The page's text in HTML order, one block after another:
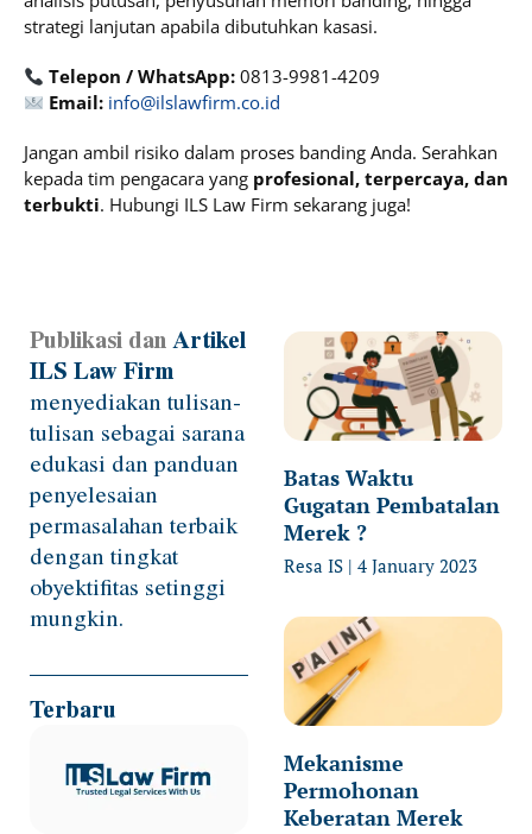
strategi lanjutan apabila dibutuhkan kasasi.
Telepon / WhatsApp: 0813-9981-4209
Email: info@ilslawfirm.co.id
Jangan ambil risiko dalam proses banding Anda. Serahkan
kepada tim pengacara yang profesional, terpercaya, dan
terbukti. Hubungi ILS Law Firm sekarang juga!
Publikasi danArtikel
ILS Law Firm
menyediakan tulisan-
tulisan sebagai sarana
edukasi dan panduan
penyelesaian
permasalahan terbaik
dengan tingkat
obyektifitas setinggi
mungkin.
Terbaru
Batas Waktu
Gugatan Pembatalan
Merek ?
Resa IS 4 January 2023
Mekanisme
Permohonan
Keberatan Merek
PagePagePage Page